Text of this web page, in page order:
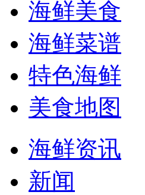
海鲜美食
海鲜菜谱
特色海鲜
美食地图
海鲜资讯
新闻